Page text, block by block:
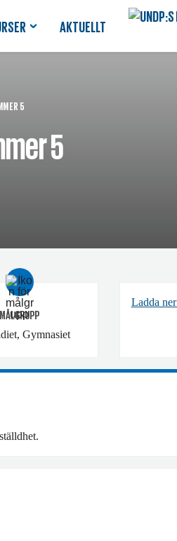
AKTUELLT
5
5
MÅLGRUPP
Gymnasiet
Ladda